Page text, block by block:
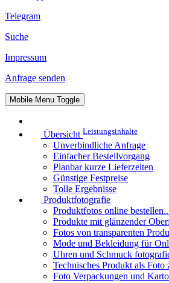
Telegram
Suche
Impressum
Anfrage senden
Mobile Menu Toggle
Übersicht Leistungsinhalte
Unverbindliche Anfrage
Einfacher Bestellvorgang
Planbar kurze Lieferzeiten
Günstige Festpreise
Tolle Ergebnisse
Produktfotografie
Produktfotos online
Produkte mit glänzender
Fotos von transparenten
Mode und Bekleidung für
Uhren und Schmuck
Technisches Produkt als Foto
Foto Verpackungen und